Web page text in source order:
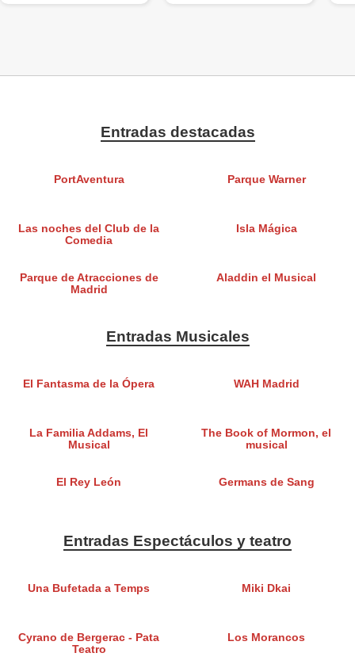
Entradas destacadas
PortAventura Parque Warner
Las noches del Club de la
Comedia
Isla Mágica
Parque de Atracciones de
Madrid
Aladdin el Musical
Entradas Musicales
El Fantasma de la Ópera WAH Madrid
La Familia Addams, El
Musical
The Book of Mormon, el
musical
El Rey León Germans de Sang
Entradas Espectáculos y teatro
Una Bufetada a Temps Miki Dkai
Cyrano de Bergerac - Pata
Teatro
Los Morancos